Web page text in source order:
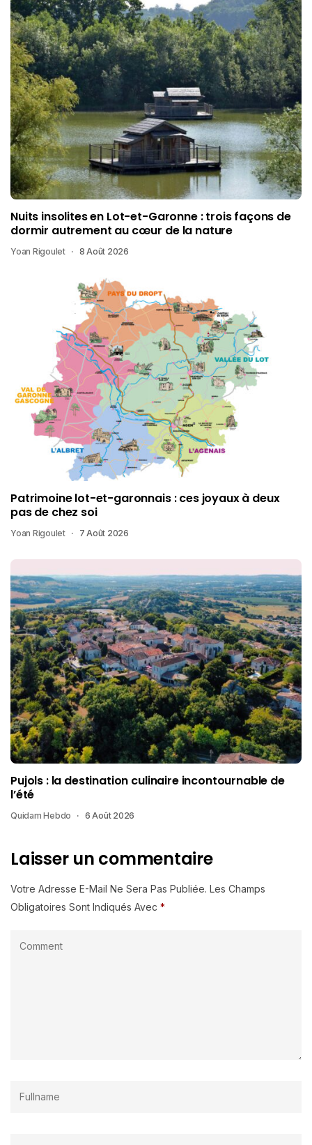
Nuits insolites en Lot-et-Garonne : trois façons de
dormir autrement au cœur de la nature
Yoan Rigoulet 8 Août 2026
Patrimoine lot-et-garonnais : ces joyaux à deux
pas de chez soi
Yoan Rigoulet 7 Août 2026
Pujols : la destination culinaire incontournable de
l’été
Quidam Hebdo 6 Août 2026
Laisser un commentaire
Votre Adresse E-Mail Ne Sera Pas Publiée. Les Champs
Obligatoires Sont Indiqués Avec *